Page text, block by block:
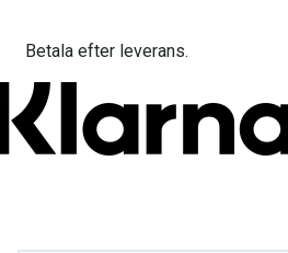
Betala efter leverans.